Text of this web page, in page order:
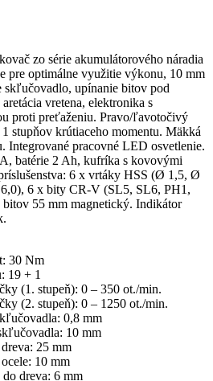
zo série akumulátorového náradia
pre optimálne využitie výkonu, 10 mm
upínanie bitov pod
vretena, elektronika s
proti preťaženiu. Pravo/ľavotočivý
stupňov krútiaceho momentu. Mäkká
Integrované pracovné LED osvetlenie.
batérie 2 Ah, kufríka s kovovými
6 x vrtáky HSS (Ø 1,5, Ø
6 x bity CR-V (SL5, SL6, PH1,
55 mm magnetický. Indikátor
30 Nm
19 + 1
(1. stupeň): 0 – 350 ot./min.
(2. stupeň): 0 – 1250 ot./min.
0,8 mm
10 mm
25 mm
10 mm
dreva: 6 mm